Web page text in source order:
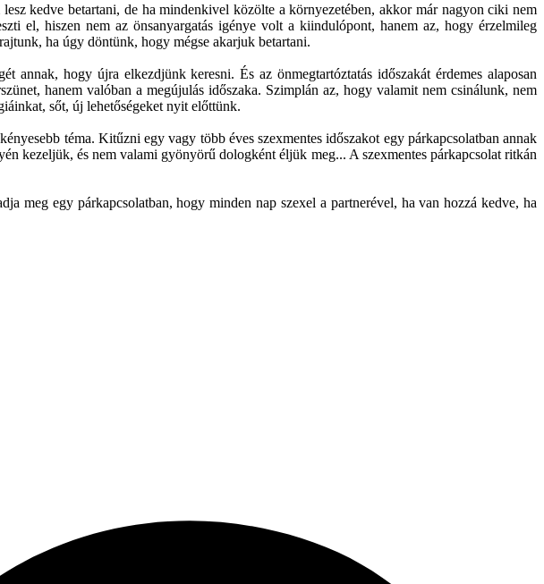
kedve betartani, de ha mindenkivel közölte a környezetében, akkor már nagyon ciki nem
el, hiszen nem az önsanyargatás igénye volt a kiindulópont, hanem az, hogy érzelmileg
ha úgy döntünk, hogy mégse akarjuk betartani.
hogy újra elkezdjünk keresni. És az önmegtartóztatás időszakát érdemes alaposan
hanem valóban a megújulás időszaka. Szimplán az, hogy valamit nem csinálunk, nem
sőt, új lehetőségeket nyit előttünk.
téma. Kitűzni egy vagy több éves szexmentes időszakot egy párkapcsolatban annak
kezeljük, és nem valami gyönyörű dologként éljük meg... A szexmentes párkapcsolat ritkán
meg egy párkapcsolatban, hogy minden nap szexel a partnerével, ha van hozzá kedve, ha